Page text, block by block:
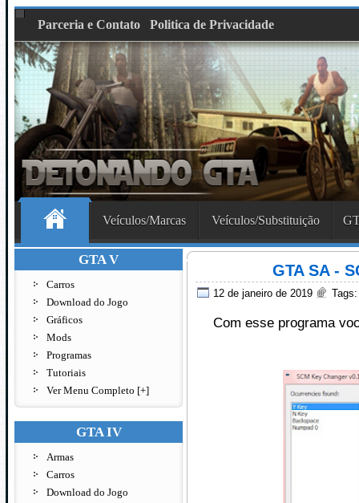
Parceria e Contato Politica de Privacidade
Veículos/Marcas Veículos/Substituição
GTA V
Carros
Download do Jogo
Gráficos
Mods
Programas
Tutoriais
Ver Menu Completo [+]
GTA IV
Armas
Carros
Download do Jogo
GTA SA -
12 de janeiro de 2019
Com esse programa